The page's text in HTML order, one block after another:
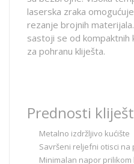
laserska zraka
rezanje brojnih
sastoji se od kompaktnih
za pohranu kliješta.
Prednosti
Metalno izdržljivo kućište
Savršeni reljefni otisci na
Minimalan napor prilikom